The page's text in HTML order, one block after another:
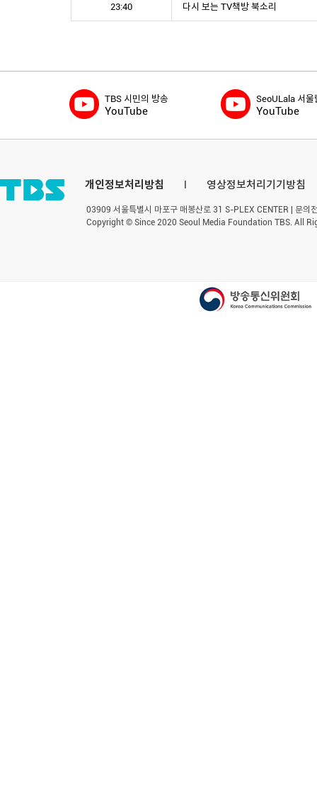
23:40 다시 보는 TV책방 북소리
TBS 시민의 방송
YouTube
SeoULala 서울
YouTube
개인정보처리방침 l 영상정보처리기기방침
03909 서울특별시 마포구 매봉산로 31 S-PLEX CENTER | 문
Copyright © Since 2020 Seoul Media Foundation TBS. All